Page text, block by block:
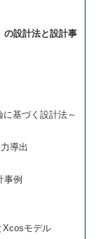
の設計法と設計事
基づく設計法～
導出
事例
モデル